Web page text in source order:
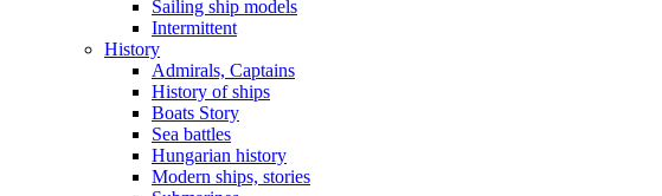
Sailing ship models
Intermittent
History
Admirals, Captains
History of ships
Boats Story
Sea battles
Hungarian history
Modern ships, stories